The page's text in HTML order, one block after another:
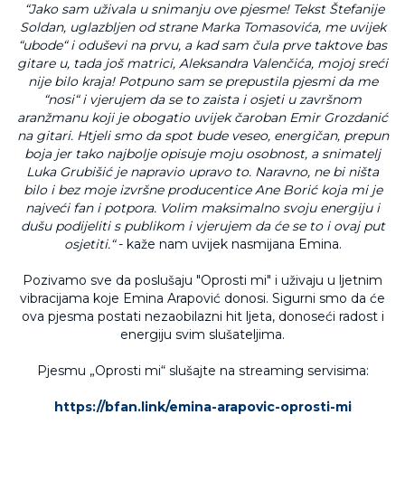
“Jako sam uživala u snimanju ove pjesme! Tekst Štefanije
Soldan, uglazbljen od strane Marka Tomasovića, me uvijek
“ubode“ i oduševi na prvu, a kad sam čula prve taktove bas
gitare u, tada još matrici, Aleksandra Valenčića, mojoj sreći
nije bilo kraja! Potpuno sam se prepustila pjesmi da me
“nosi“ i vjerujem da se to zaista i osjeti u završnom
aranžmanu koji je obogatio uvijek čaroban Emir Grozdanić
na gitari. Htjeli smo da spot bude veseo, energičan, prepun
boja jer tako najbolje opisuje moju osobnost, a snimatelj
Luka Grubišić je napravio upravo to. Naravno, ne bi ništa
bilo i bez moje izvršne producentice Ane Borić koja mi je
najveći fan i potpora. Volim maksimalno svoju energiju i
dušu podijeliti s publikom i vjerujem da će se to i ovaj put
osjetiti.“- kaže nam uvijek nasmijana Emina.
Pozivamo sve da poslušaju "Oprosti mi" i uživaju u ljetnim
vibracijama koje Emina Arapović donosi. Sigurni smo da će
ova pjesma postati nezaobilazni hit ljeta, donoseći radost i
energiju svim slušateljima.
Pjesmu „Oprosti mi“ slušajte na streaming servisima:
https://bfan.link/emina-arapovic-oprosti-mi